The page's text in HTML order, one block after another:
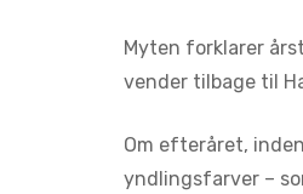
Myten forklarer
vender tilbage til
Om efteråret,
yndlingsfarver –